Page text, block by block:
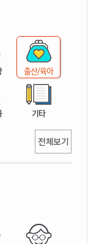
출산/육아
기타
전체보기